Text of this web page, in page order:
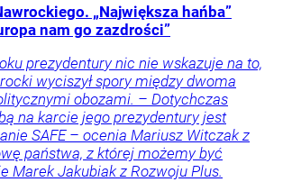
„Największa hańba”
nam go zazdrości”
prezydentury nic nie wskazuje na to,
wyciszył spory między dwoma
obozami. – Dotychczas
na karcie jego prezydentury jest
SAFE – ocenia Mariusz Witczak z
państwa, z której możemy być
Marek Jakubiak z Rozwoju Plus.